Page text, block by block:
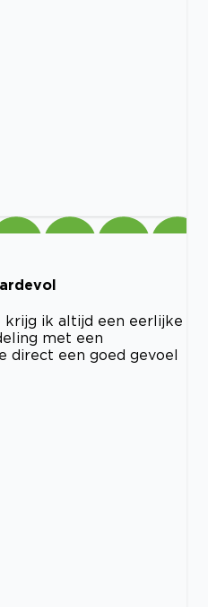
krijg ik altijd een eerlijke
met een
direct een goed gevoel